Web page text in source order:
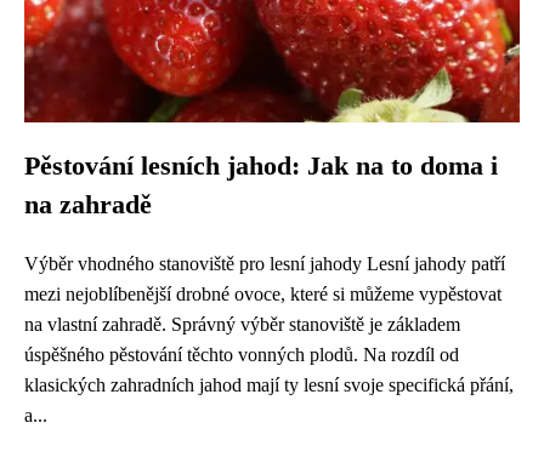
Pěstování lesních jahod: Jak na to doma i
na zahradě
Výběr vhodného stanoviště pro lesní jahody Lesní jahody patří
mezi nejoblíbenější drobné ovoce, které si můžeme vypěstovat
na vlastní zahradě. Správný výběr stanoviště je základem
úspěšného pěstování těchto vonných plodů. Na rozdíl od
klasických zahradních jahod mají ty lesní svoje specifická přání,
a...